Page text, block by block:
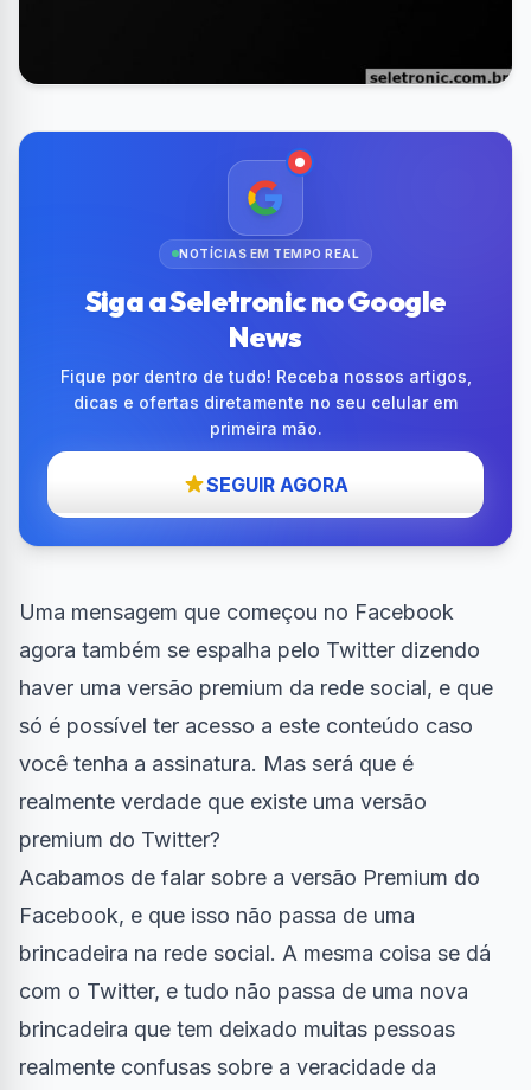
NOTÍCIAS EM TEMPO REAL
Siga a Seletronic no Google
News
Fique por dentro de tudo! Receba nossos artigos,
dicas e ofertas diretamente no seu celular em
primeira mão.
SEGUIR AGORA
Uma mensagem que começou no Facebook
agora também se espalha pelo Twitter dizendo
haver uma versão premium da rede social, e que
só é possível ter acesso a este conteúdo caso
você tenha a assinatura. Mas será que é
realmente verdade que existe uma versão
premium do Twitter?
Acabamos de falar sobre a versão Premium do
Facebook, e que isso não passa de uma
brincadeira na rede social. A mesma coisa se dá
com o Twitter, e tudo não passa de uma nova
brincadeira que tem deixado muitas pessoas
realmente confusas sobre a veracidade da